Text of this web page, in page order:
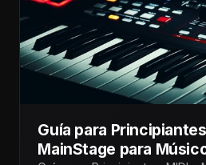
Guía para
MainStage para